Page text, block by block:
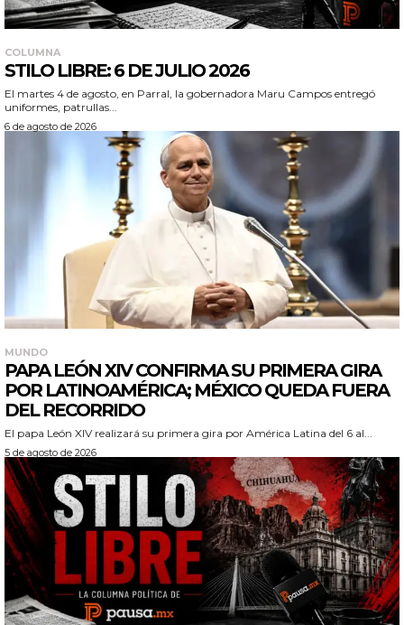
COLUMNA
STILO LIBRE: 6 DE JULIO 2026
El martes 4 de agosto, en Parral, la gobernadora Maru Campos entregó
uniformes, patrullas...
6 de agosto de 2026
MUNDO
PAPA LEÓN XIV CONFIRMA SU PRIMERA GIRA
POR LATINOAMÉRICA; MÉXICO QUEDA FUERA
DEL RECORRIDO
El papa León XIV realizará su primera gira por América Latina del 6 al...
5 de agosto de 2026